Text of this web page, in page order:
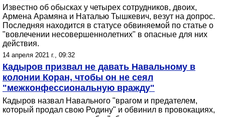
Известно об обысках у четырех сотрудников, двоих,
Армена Арамяна и Наталью Тышкевич, везут на допрос.
Последняя находится в статусе обвиняемой по статье о
"вовлечении несовершеннолетних" в опасные для них
действия.
14 апреля 2021 г., 09:32
Кадыров призвал не давать Навальному в
колонии Коран, чтобы он не сеял
"межконфессиональную вражду"
Кадыров назвал Навального "врагом и предателем,
который продал свою Родину" и обвинил в провокациях,